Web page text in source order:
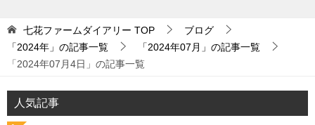
七花ファームダイアリー TOP
ブログ
「2024年」の記事一覧
「2024年07月」の記事一覧
「2024年07月4日」の記事一覧
人気記事